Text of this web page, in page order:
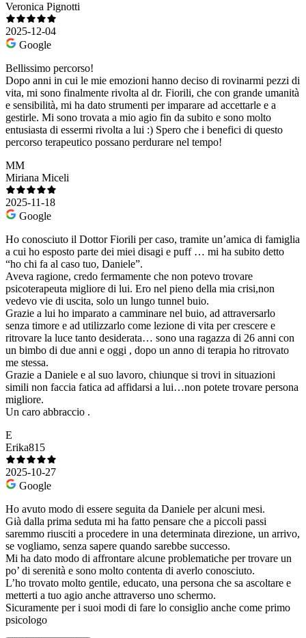
Veronica Pignotti
2025-12-04
Google
Bellissimo percorso!
Dopo anni in cui le mie emozioni hanno deciso di rovinarmi pezzi di
vita, mi sono finalmente rivolta al dr. Fiorili, che con grande umanità
e sensibilità, mi ha dato strumenti per imparare ad accettarle e a
gestirle. Mi sono trovata a mio agio fin da subito e sono molto
entusiasta di essermi rivolta a lui :) Spero che i benefici di questo
percorso terapeutico possano perdurare nel tempo!
MM
Miriana Miceli
2025-11-18
Google
Ho conosciuto il Dottor Fiorili per caso, tramite un’amica di famiglia
a cui ho esposto parte dei miei disagi e puff … mi ha subito detto
“ho chi fa al caso tuo, Daniele”.
Aveva ragione, credo fermamente che non potevo trovare
psicoterapeuta migliore di lui. Ero nel pieno della mia crisi,non
vedevo vie di uscita, solo un lungo tunnel buio.
Grazie a lui ho imparato a camminare nel buio, ad attraversarlo
senza timore e ad utilizzarlo come lezione di vita per crescere e
ritrovare la luce tanto desiderata… sono una ragazza di 26 anni con
un bimbo di due anni e oggi , dopo un anno di terapia ho ritrovato
me stessa.
Grazie a Daniele e al suo lavoro, chiunque si trovi in situazioni
simili non faccia fatica ad affidarsi a lui…non potete trovare persona
migliore.
Un caro abbraccio .
E
Erika815
2025-10-27
Google
Ho avuto modo di essere seguita da Daniele per alcuni mesi.
Già dalla prima seduta mi ha fatto pensare che a piccoli passi
saremmo riusciti a procedere in una determinata direzione, un arrivo,
se vogliamo, senza sapere quando sarebbe successo.
Mi ha dato modo di affrontare alcune problematiche per trovare un
po’ di serenità e sono molto contenta di averlo conosciuto.
L’ho trovato molto gentile, educato, una persona che sa ascoltare e
metterti a tuo agio anche attraverso uno schermo.
Sicuramente per i suoi modi di fare lo consiglio anche come primo
psicologo